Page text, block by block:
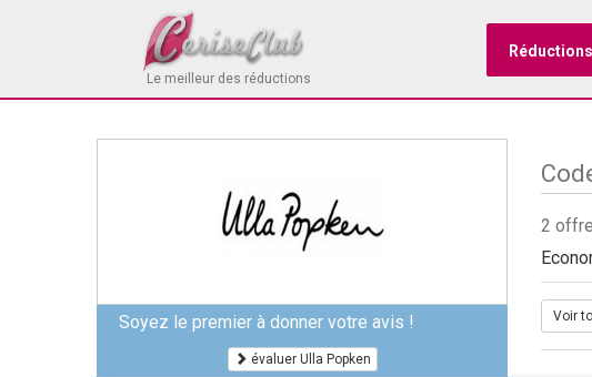
Le meilleur des réductions
Réductions
Soyez le premier à donner votre avis !
évaluer Ulla Popken
2
Voir